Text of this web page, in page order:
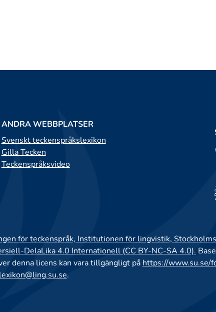
ANDRA WEBBPLATSER
Svenskt teckenspråkslexikon
Gilla Tecken
Teckenspråksvideo
för teckenspråk, Institutionen för lingvistik,
DelaLika 4.0 Internationell (CC BY-NC-SA 4.0).
denna licens kan vara tillgängligt på https://www.su.se/
.